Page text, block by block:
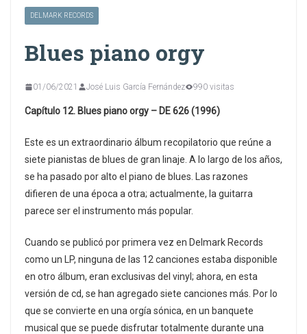
DELMARK RECORDS
Blues piano orgy
01/06/2021 José Luis García Fernández 990 visitas
Capítulo 12. Blues piano orgy – DE 626 (1996)
Este es un extraordinario álbum recopilatorio que reúne a
siete pianistas de blues de gran linaje. A lo largo de los años,
se ha pasado por alto el piano de blues. Las razones
difieren de una época a otra; actualmente, la guitarra
parece ser el instrumento más popular.
Cuando se publicó por primera vez en Delmark Records
como un LP, ninguna de las 12 canciones estaba disponible
en otro álbum, eran exclusivas del vinyl; ahora, en esta
versión de cd, se han agregado siete canciones más. Por lo
que se convierte en una orgía sónica, en un banquete
musical que se puede disfrutar totalmente durante una